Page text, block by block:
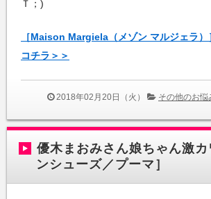
Ｔ；)
［Maison Margiela（メゾン マルジェラ
コチラ＞＞
2018年02月20日（火） その他のお悩
優木まおみさん娘ちゃん激
ンシューズ／プーマ］